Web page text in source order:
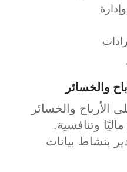
والخسائر
الأرباح والخسائر
وتنافسية.
بنشاط بيانات